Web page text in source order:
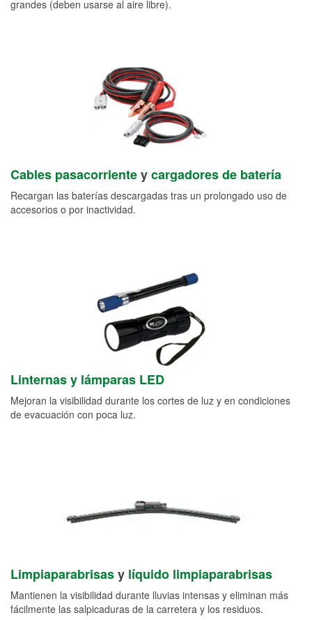
grandes (deben usarse al aire libre).
Cables pasacorrienteycargadores de batería
Recargan las baterías descargadas tras un prolongado uso de
accesorios o por inactividad.
Linternas y lámparas LED
Mejoran la visibilidad durante los cortes de luz y en condiciones
de evacuación con poca luz.
Limpiaparabrisasy líquido limpiaparabrisas
Mantienen la visibilidad durante lluvias intensas y eliminan más
fácilmente las salpicaduras de la carretera y los residuos.